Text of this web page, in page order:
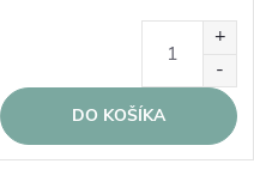
DO KOŠÍKA